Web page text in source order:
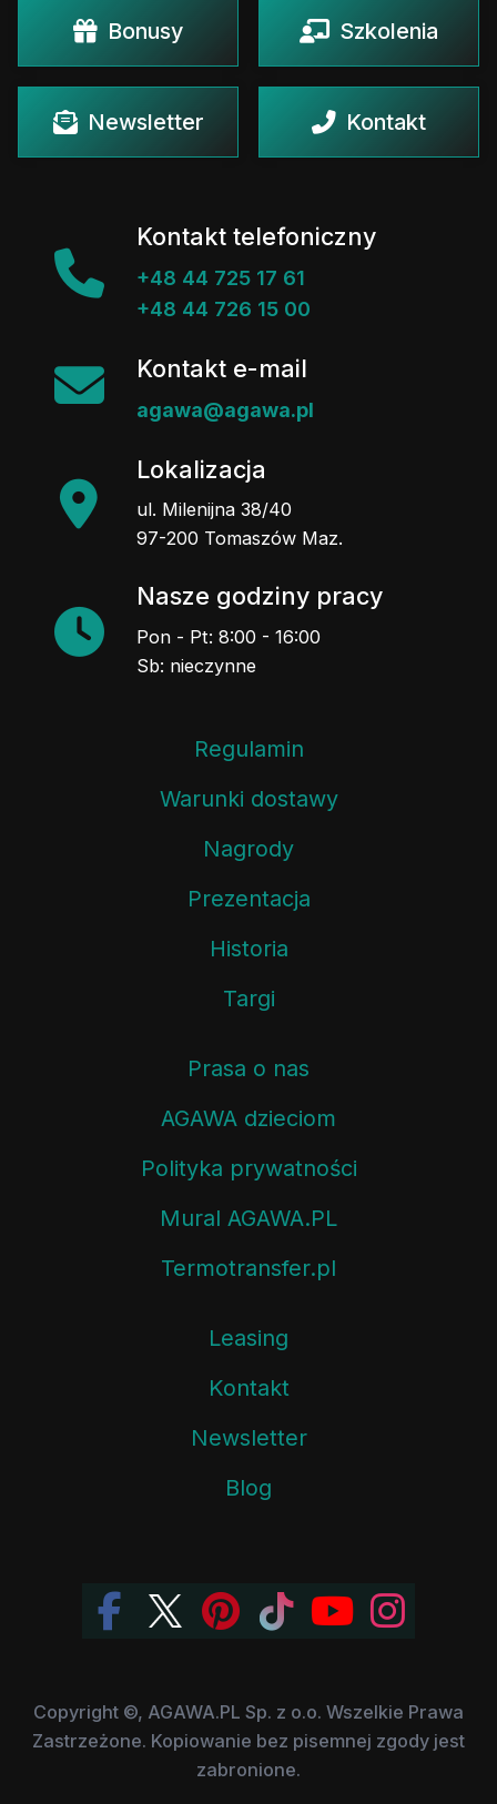
Bonusy Szkolenia
Newsletter Kontakt
Kontakt telefoniczny
+48 44 725 17 61
+48 44 726 15 00
Kontakt e-mail
agawa@agawa.pl
Lokalizacja
ul. Milenijna 38/40
97-200 Tomaszów Maz.
Nasze godziny pracy
Pon - Pt: 8:00 - 16:00
Sb: nieczynne
Regulamin
Warunki dostawy
Nagrody
Prezentacja
Historia
Targi
Prasa o nas
AGAWA dzieciom
Polityka prywatności
Mural AGAWA.PL
Termotransfer.pl
Leasing
Kontakt
Newsletter
Blog
Copyright ©, AGAWA.PL Sp. z o.o. Wszelkie Prawa
Zastrzeżone. Kopiowanie bez pisemnej zgody jest
zabronione.